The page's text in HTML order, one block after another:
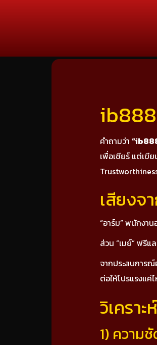
คำถามว่า
เพื่อเชียร์ แต่เขี
เสียงจ
“อาร์ม” พนักงา
ส่วน “เมย์” ฟรี
จากประสบการณ์
ต่อให้โปรแรงแค่
วิเครา
1) ความ